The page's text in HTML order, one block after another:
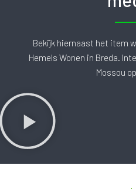
Bekijk hiernaast het item
Hemels Wonen in Breda.
Mossou